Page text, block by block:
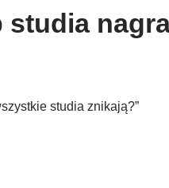
studia
studia znikają?”